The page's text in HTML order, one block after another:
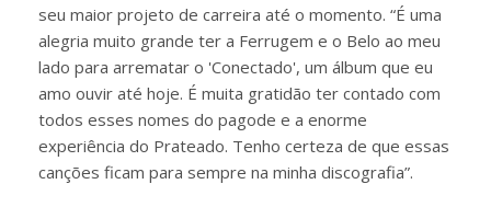
seu maior projeto de carreira até o momento. “É uma
alegria muito grande ter a Ferrugem e o Belo ao meu
lado para arrematar o 'Conectado', um álbum que eu
amo ouvir até hoje. É muita gratidão ter contado com
todos esses nomes do pagode e a enorme
experiência do Prateado. Tenho certeza de que essas
canções ficam para sempre na minha discografia”.